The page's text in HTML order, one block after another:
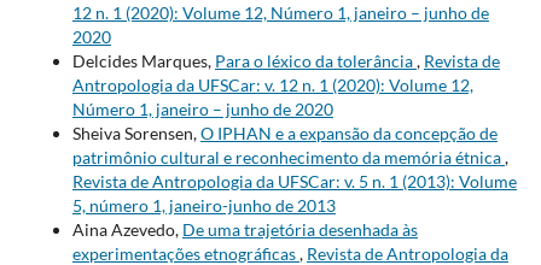
12 n. 1 (2020): Volume 12, Número 1, janeiro – junho de
2020
Delcides Marques, Para o léxico da tolerância, Revista de
Antropologia da UFSCar: v. 12 n. 1 (2020): Volume 12,
Número 1, janeiro – junho de 2020
Sheiva Sorensen,O IPHAN e a expansão da concepção de
patrimônio cultural e reconhecimento da memória étnica,
Revista de Antropologia da UFSCar: v. 5 n. 1 (2013): Volume
5, número 1, janeiro-junho de 2013
Aina Azevedo, De uma trajetória desenhada às
experimentações etnográficas, Revista de Antropologia da